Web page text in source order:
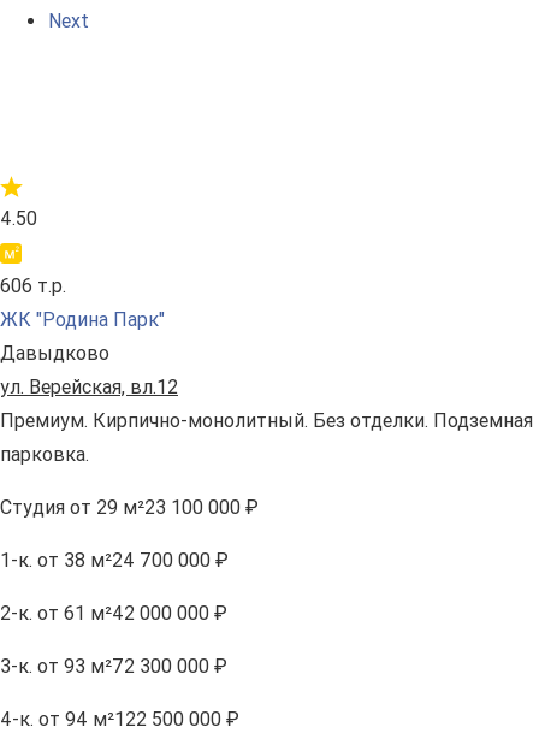
Next
4.50
606 т.р.
ЖК "Родина Парк"
Давыдково
ул. Верейская, вл.12
Премиум. Кирпично-монолитный. Без отделки. Подземная
парковка.
Студия от 29 м²23 100 000 ₽
1-к. от 38 м²24 700 000 ₽
2-к. от 61 м²42 000 000 ₽
3-к. от 93 м²72 300 000 ₽
4-к. от 94 м²122 500 000 ₽